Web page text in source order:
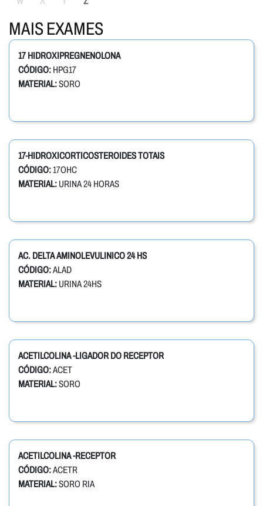
MAIS EXAMES
17 HIDROXIPREGNENOLONA
CÓDIGO: HPG17
MATERIAL:SORO
17-HIDROXICORTICOSTEROIDES TOTAIS
CÓDIGO:17OHC
MATERIAL: URINA 24 HORAS
AC. DELTA AMINOLEVULINICO 24 HS
CÓDIGO:ALAD
MATERIAL: URINA 24HS
ACETILCOLINA -LIGADOR DO RECEPTOR
CÓDIGO:ACET
MATERIAL:SORO
ACETILCOLINA -RECEPTOR
CÓDIGO:ACETR
MATERIAL:SORO RIA